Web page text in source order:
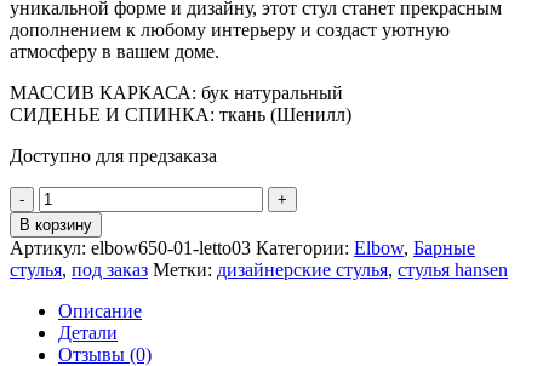
уникальной форме и дизайну, этот стул станет прекрасным
дополнением к любому интерьеру и создаст уютную
атмосферу в вашем доме.
МАССИВ КАРКАСА: бук натуральный
СИДЕНЬЕ И СПИНКА: ткань (Шенилл)
Доступно для предзаказа
В корзину
Артикул: elbow650-01-letto03 Категории: Elbow, Барные
стулья, под заказ Метки: дизайнерские стулья, стулья hansen
Описание
Детали
Отзывы (0)